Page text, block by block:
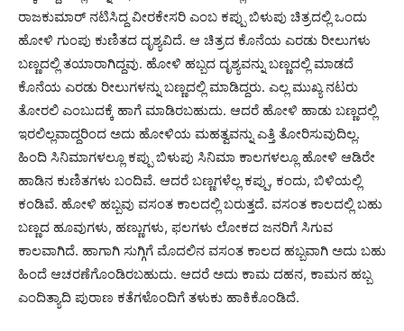
ರಾಜಕುಮಾರ್ ನಟಿಸಿದ್ದ ವೀರಕೇಸರಿ ಎಂಬ ಕಪ್ಪು ಬಿಳುಪು ಚಿತ್ರದಲ್ಲಿ ಒಂದು
ಹೋಳಿ ಗುಂಪು ಕುಣಿತದ ದೃಶ್ಯವಿದೆ. ಆ ಚಿತ್ರದ ಕೊನೆಯ ಎರಡು ರೀಲುಗಳು
ಬಣ್ಣದಲ್ಲಿ ತಯಾರಾಗಿದ್ದವು. ಹೋಳಿ ಹಬ್ಬದ ದೃಶ್ಯವನ್ನು ಬಣ್ಣದಲ್ಲಿ ಮಾಡದೆ
ಕೊನೆಯ ಎರಡು ರೀಲುಗಳನ್ನು ಬಣ್ಣದಲ್ಲಿ ಮಾಡಿದ್ದರು. ಎಲ್ಲ ಮುಖ್ಯ ನಟರು
ತೋರಲಿ ಎಂಬುದಕ್ಕೆ ಹಾಗೆ ಮಾಡಿರಬಹುದು. ಆದರೆ ಹೋಳಿ ಹಾಡು ಬಣ್ಣದಲ್ಲಿ
ಇರಲಿಲ್ಲವಾದ್ದರಿಂದ ಅದು ಹೋಳಿಯ ಮಹತ್ವವನ್ನು ಎತ್ತಿ ತೋರಿಸುವುದಿಲ್ಲ.
ಹಿಂದಿ ಸಿನಿಮಾಗಳಲ್ಲೂ ಕಪ್ಪು ಬಿಳುಪು ಸಿನಿಮಾ ಕಾಲಗಳಲ್ಲೂ ಹೋಳಿ ಆಡಿರೇ
ಹಾಡಿನ ಕುಣಿತಗಳು ಬಂದಿವೆ. ಆದರೆ ಬಣ್ಣಗಳೆಲ್ಲ ಕಪ್ಪು, ಕಂದು, ಬಿಳಿಯಲ್ಲಿ
ಕಂಡಿವೆ. ಹೋಳಿ ಹಬ್ಬವು ವಸಂತ ಕಾಲದಲ್ಲಿ ಬರುತ್ತದೆ. ವಸಂತ ಕಾಲದಲ್ಲಿ ಬಹು
ಬಣ್ಣದ ಹೂವುಗಳು, ಹಣ್ಣುಗಳು, ಫಲಗಳು ಲೋಕದ ಜನರಿಗೆ ಸಿಗುವ
ಕಾಲವಾಗಿದೆ. ಹಾಗಾಗಿ ಸುಗ್ಗಿಗೆ ಮೊದಲಿನ ವಸಂತ ಕಾಲದ ಹಬ್ಬವಾಗಿ ಅದು ಬಹು
ಹಿಂದೆ ಆಚರಣೆಗೊಂಡಿರಬಹುದು. ಆದರೆ ಅದು ಕಾಮ ದಹನ, ಕಾಮನ ಹಬ್ಬ
ಎಂದಿತ್ಯಾದಿ ಪುರಾಣ ಕತೆಗಳೊಂದಿಗೆ ತಳುಕು ಹಾಕಿಕೊಂಡಿದೆ.